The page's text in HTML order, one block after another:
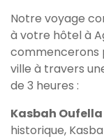
Notre voyage
à votre hôtel à
commencerons
ville à travers
de 3 heures :
Kasbah Oufella
historique,